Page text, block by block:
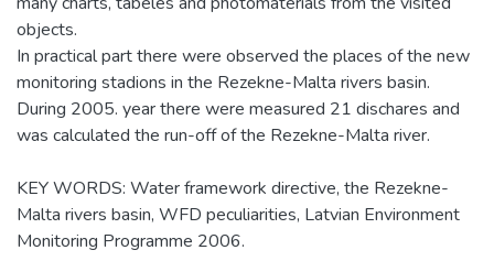
objects.
In practical part there were observed the places of the new
monitoring stadions in the Rezekne-Malta rivers basin.
During 2005. year there were measured 21 dischares and
was calculated the run-off of the Rezekne-Malta river.
KEY WORDS: Water framework directive, the Rezekne-
Malta rivers basin, WFD peculiarities, Latvian Environment
Monitoring Programme 2006.